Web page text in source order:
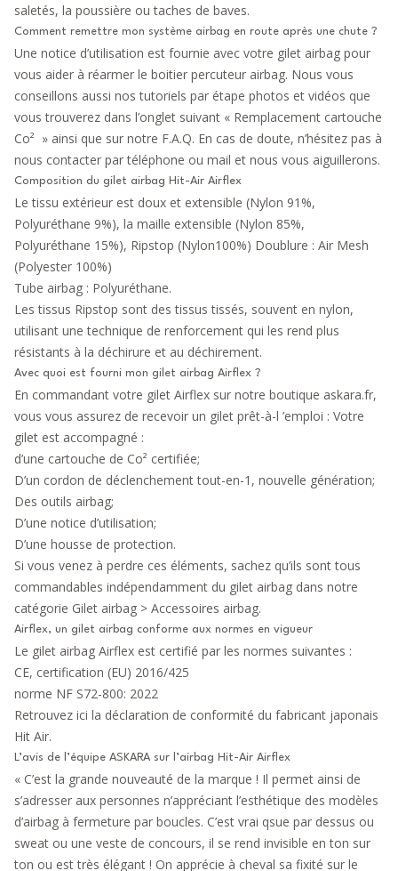
saletés, la poussière ou taches de baves.
Comment remettre mon système airbag en route après une chute ?
Une notice d’utilisation est fournie avec votre gilet airbag pour
vous aider à réarmer le boitier percuteur airbag. Nous vous
conseillons aussi nos tutoriels par étape photos et vidéos que
vous trouverez dans l’onglet suivant « Remplacement cartouche
Co² » ainsi que sur notre F.A.Q. En cas de doute, n’hésitez pas à
nous contacter par téléphone ou mail et nous vous aiguillerons.
Composition du gilet airbag Hit-Air Airflex
Le tissu extérieur est doux et extensible (Nylon 91%,
Polyuréthane 9%), la maille extensible (Nylon 85%,
Polyuréthane 15%), Ripstop (Nylon100%) Doublure : Air Mesh
(Polyester 100%)
Tube airbag : Polyuréthane.
Les tissus Ripstop sont des tissus tissés, souvent en nylon,
utilisant une technique de renforcement qui les rend plus
résistants à la déchirure et au déchirement.
Avec quoi est fourni mon gilet airbag Airflex ?
En commandant votre gilet Airflex sur notre boutique askara.fr,
vous vous assurez de recevoir un gilet prêt-à-l ’emploi : Votre
gilet est accompagné :
d’une cartouche de Co² certifiée;
D’un cordon de déclenchement tout-en-1, nouvelle génération;
Des outils airbag;
D’une notice d’utilisation;
D’une housse de protection.
Si vous venez à perdre ces éléments, sachez qu’ils sont tous
commandables indépendamment du gilet airbag dans notre
catégorie Gilet airbag > Accessoires airbag.
Airflex, un gilet airbag conforme aux normes en vigueur
Le gilet airbag Airflex est certifié par les normes suivantes :
CE, certification (EU) 2016/425
norme NF S72-800: 2022
Retrouvez ici la déclaration de conformité du fabricant japonais
Hit Air.
L’avis de l’équipe ASKARA sur l’airbag Hit-Air Airflex
« C’est la grande nouveauté de la marque ! Il permet ainsi de
s’adresser aux personnes n’appréciant l’esthétique des modèles
d’airbag à fermeture par boucles. C’est vrai qsue par dessus ou
sweat ou une veste de concours, il se rend invisible en ton sur
ton ou est très élégant ! On apprécie à cheval sa fixité sur le